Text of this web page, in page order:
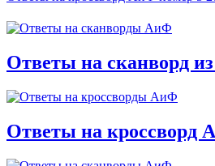
Ответы на сканворд
Ответы на кроссворд